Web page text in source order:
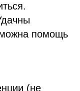
помощь
(не